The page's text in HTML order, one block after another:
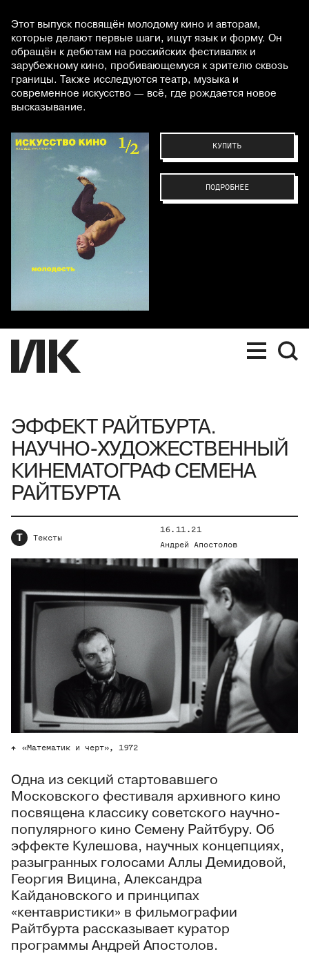
Этот выпуск посвящён молодому кино и авторам,
которые делают первые шаги, ищут язык и форму. Он
обращён к дебютам на российских фестивалях и
зарубежному кино, пробивающемуся к зрителю сквозь
границы. Также исследуются театр, музыка и
современное искусство — всё, где рождается новое
высказывание.
КУПИТЬ
ПОДРОБНЕЕ
ЭФФЕКТ РАЙТБУРТА.
НАУЧНО-ХУДОЖЕСТВЕННЫЙ
КИНЕМАТОГРАФ СЕМЕНА
РАЙТБУРТА
Т Тексты
16.11.21
Андрей Апостолов
«Математик и черт», 1972
Одна из секций стартовавшего
Московского фестиваля архивного кино
посвящена классику советского научно-
популярного кино Семену Райтбуру. Об
эффекте Кулешова, научных концепциях,
разыгранных голосами Аллы Демидовой,
Георгия Вицина, Александра
Кайдановского и принципах
«кентавристики» в фильмографии
Райтбурта рассказывает куратор
программы Андрей Апостолов.